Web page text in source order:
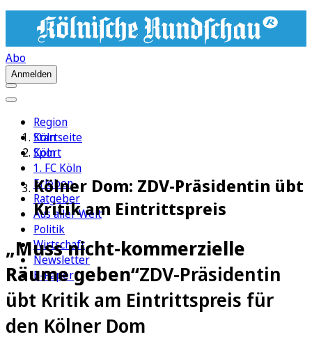
Abo
Anmelden
Region
Köln
Sport
1. FC Köln
Erleben
Ratgeber
Aus aller Welt
Politik
Wirtschaft
Newsletter
E-Paper
Startseite
Köln
Kölner Dom: ZDV-Präsidentin übt
Kritik am Eintrittspreis
„Muss nicht-kommerzielle
Räume geben“ZDV-Präsidentin
übt Kritik am Eintrittspreis für
den Kölner Dom